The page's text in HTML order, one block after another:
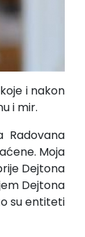
i nakon
i mir.
Moja
Dejtona
Dejtona
su entiteti